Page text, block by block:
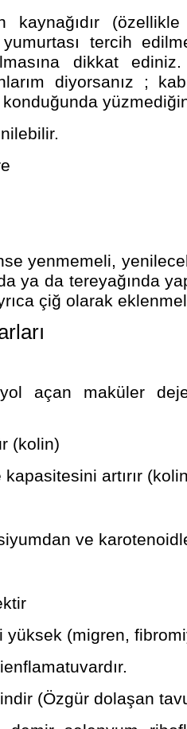
(özellikle
yumurtası tercih
dikkat ediniz.
diyorsanız ;
yenmemeli,
ya da tereyağında
çiğ olarak
açan maküler
(kolin)
artırır
ve
yüksek (migren,
(Özgür dolaşan